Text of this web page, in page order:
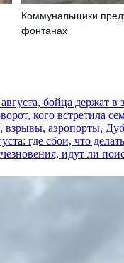
Коммунальщики
фонтанах
бойца держат в
кого встретила
взрывы, аэропорты,
где сбои, что делать
идут ли